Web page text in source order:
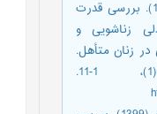
خرم‌‌آبادی، ی.، و طهماسبی، ح. (1403). بررسی قدرت
زناشویی و
زنان متأهل.
مجله روان‌شناسی، 28(1)، 1-11.